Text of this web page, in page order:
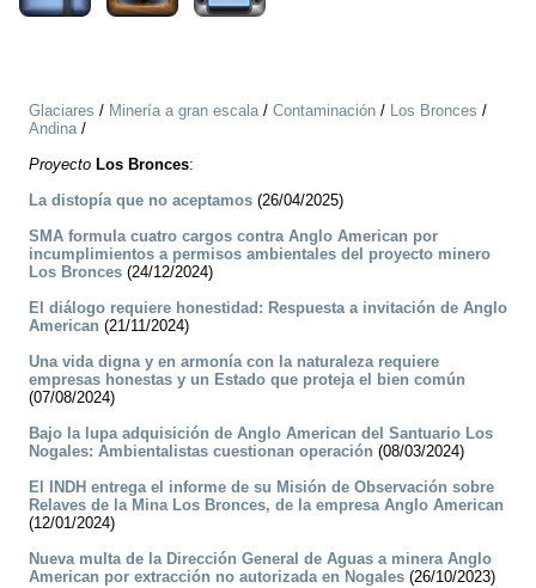
Glaciares / Minería a gran escala/ Contaminación / Los Bronces /
Andina/
Proyecto Los Bronces:
La distopía que no aceptamos (26/04/2025)
SMA formula cuatro cargos contra Anglo American por
incumplimientos a permisos ambientales del proyecto minero
Los Bronces (24/12/2024)
El diálogo requiere honestidad: Respuesta a invitación de Anglo
American (21/11/2024)
Una vida digna y en armonía con la naturaleza requiere
empresas honestas y un Estado que proteja el bien común
(07/08/2024)
Bajo la lupa adquisición de Anglo American del Santuario Los
Nogales: Ambientalistas cuestionan operación (08/03/2024)
El INDH entrega el informe de su Misión de Observación sobre
Relaves de la Mina Los Bronces, de la empresa Anglo American
(12/01/2024)
Nueva multa de la Dirección General de Aguas a minera Anglo
American por extracción no autorizada en Nogales (26/10/2023)